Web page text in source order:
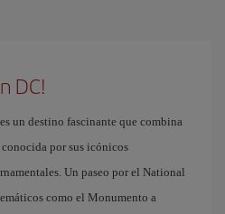
DC!
un destino fascinante que combina
por sus icónicos
Un paseo por el National
como el Monumento a